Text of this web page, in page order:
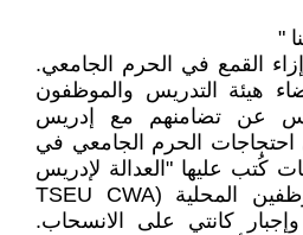
"
القمع في الحرم الجامعي.
هيئة التدريس والموظفون
عن تضامنهم مع إدريس
احتجاجات الحرم الجامعي في
لافتات كُتب عليها "العدالة لإدريس
وتوم". أدانت نقابة الموظفين المحلية (TSEU CWA
وإجبار كانتي على الانسحاب.